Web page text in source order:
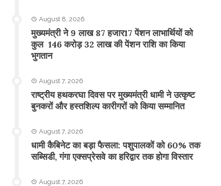
August 8, 2026
मुख्यमंत्री ने 9 लाख 87 हजार17 पेंशन लाभार्थियों को
कुल 146 करोड़ 32 लाख की पेंशन राशि का किया
भुगतान
August 7, 2026
राष्ट्रीय हथकरघा दिवस पर मुख्यमंत्री धामी ने उत्कृष्ट
बुनकरों और हस्तशिल्प कारीगरों को किया सम्मानित
August 7, 2026
​धामी कैबिनेट का बड़ा फैसला: पशुपालकों को 60% तक
सब्सिडी, गंगा एक्सप्रेसवे का हरिद्वार तक होगा विस्तार
August 7, 2026